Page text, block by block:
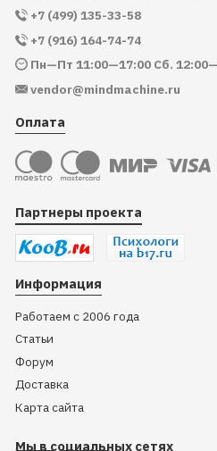
+7 (499) 135-33-58
+7 (916) 164-74-74
Пн—Пт 11:00—17:00 Сб.
vendor@mindmachine.ru
Оплата
Партнеры проекта
Информация
Работаем с 2006 года
Статьи
Форум
Доставка
Карта сайта
Мы в социальных сетях